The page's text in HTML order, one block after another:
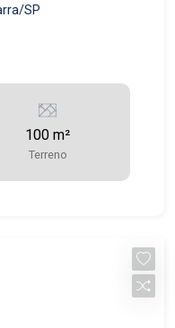
SP
100 m²
Terreno